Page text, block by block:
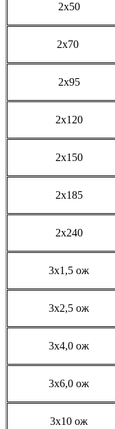
2x50
2x70
2x95
2x120
2x150
2x185
2x240
3x1,5 ож
3x2,5 ож
3x4,0 ож
3x6,0 ож
3x10 ож